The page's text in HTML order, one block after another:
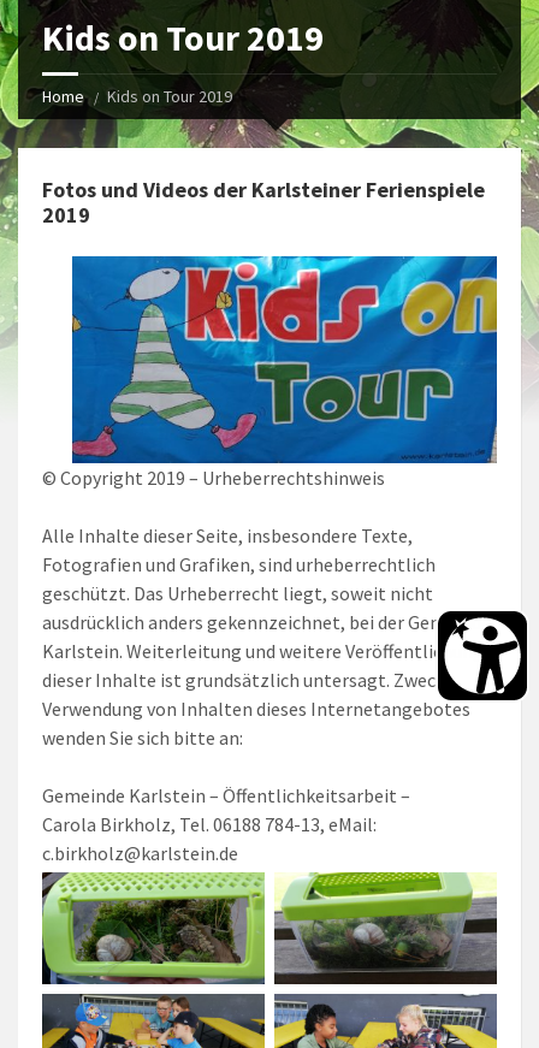
Kids on Tour 2019
Home Kids on Tour 2019
Fotos und Videos der Karlsteiner Ferienspiele
2019
© Copyright 2019 – Urheberrechtshinweis
Alle Inhalte dieser Seite, insbesondere Texte,
Fotografien und Grafiken, sind urheberrechtlich
geschützt. Das Urheberrecht liegt, soweit nicht
ausdrücklich anders gekennzeichnet, bei der Gemeinde
Karlstein. Weiterleitung und weitere Veröffentlichung
dieser Inhalte ist grundsätzlich untersagt. Zwecks
Verwendung von Inhalten dieses Internetangebotes
wenden Sie sich bitte an:
Gemeinde Karlstein – Öffentlichkeitsarbeit –
Carola Birkholz, Tel. 06188 784-13, eMail:
c.birkholz@karlstein.de